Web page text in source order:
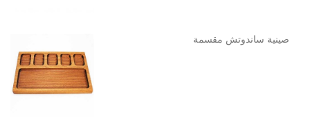
صينية ساندوتش مقسمة